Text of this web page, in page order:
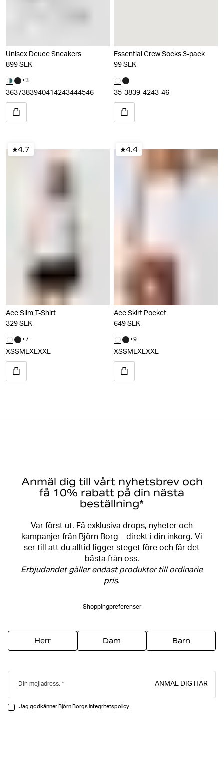
Unisex Deuce Sneakers
899 SEK
+3
3637383940414243444546
Essential Crew Socks 3-pack
99 SEK
35-3839-4243-46
4.7
Ace Slim T-Shirt
329 SEK
+7
XSSMLXLXXL
4.4
Ace Skirt Pocket
649 SEK
+9
XSSMLXLXXL
Anmäl dig till vårt nyhetsbrev och
få 10% rabatt på din nästa
beställning*
Var först ut. Få exklusiva drops, nyheter och
kampanjer från Björn Borg – direkt i din inkorg. Vi
ser till att du alltid ligger steget före och får det
bästa från oss.
Erbjudandet gäller endast produkter till ordinarie
pris.
Shoppingpreferenser
Herr Dam Barn
Din mejladress: ANMÄL DIG HÄR
Jag godkänner Björn Borgsintegritetspolicy